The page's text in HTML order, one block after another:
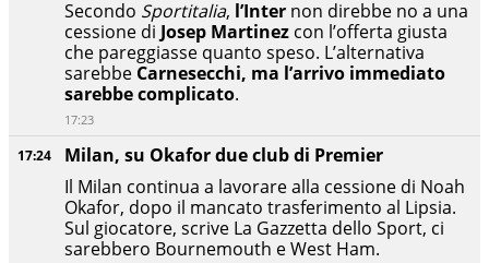
17:24
Milan, su Okafor due club di Premier
Il Milan continua a lavorare alla cessione di Noah
Okafor, dopo il mancato trasferimento al Lipsia.
Sul giocatore, scrive La Gazzetta dello Sport, ci
sarebbero Bournemouth e West Ham.
Secondo Sportitalia, l’Inter non direbbe no a una
cessione di Josep Martinez con l’offerta giusta
che pareggiasse quanto speso. L’alternativa
sarebbe Carnesecchi, ma l’arrivo immediato
sarebbe complicato.
17:23